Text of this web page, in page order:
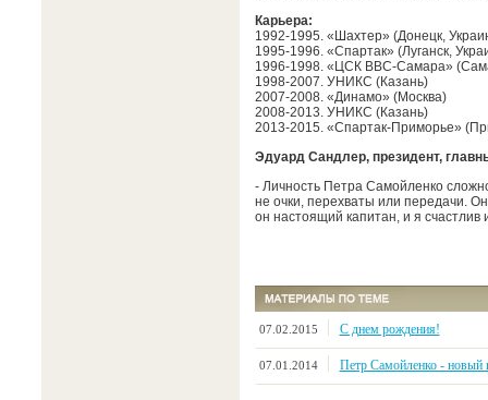
Карьера:
1992-1995. «Шахтер» (Донецк,
1995-1996. «Спартак» (Луганск,
1996-1998. «ЦСК ВВС-Самара»
1998-2007. УНИКС (Казань)
2007-2008. «Динамо» (Москва)
2008-2013. УНИКС (Казань)
2013-2015. «Спартак-Приморье»
Эдуард Сандлер, президент,
- Личность Петра Самойленко
не очки, перехваты или передачи.
он настоящий капитан, и я счастлив
07.02.2015 С днем рождения!
07.01.2014 Петр Самойленко - новый